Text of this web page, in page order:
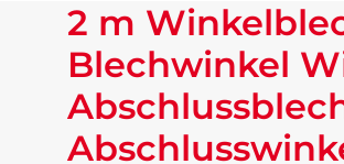
2 m
Blechwinkel